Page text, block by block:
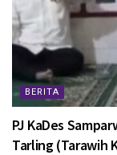
BERITA
PJ KaDes
Tarling (Tarawih